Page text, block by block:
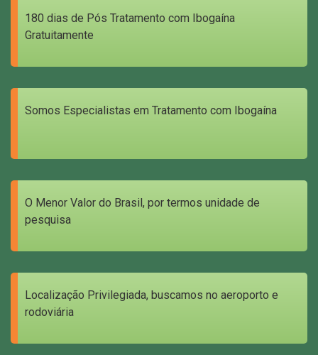
180 dias de Pós Tratamento com Ibogaína
Gratuitamente
Somos Especialistas em Tratamento com Ibogaína
O Menor Valor do Brasil, por termos unidade de
pesquisa
Localização Privilegiada, buscamos no aeroporto e
rodoviária